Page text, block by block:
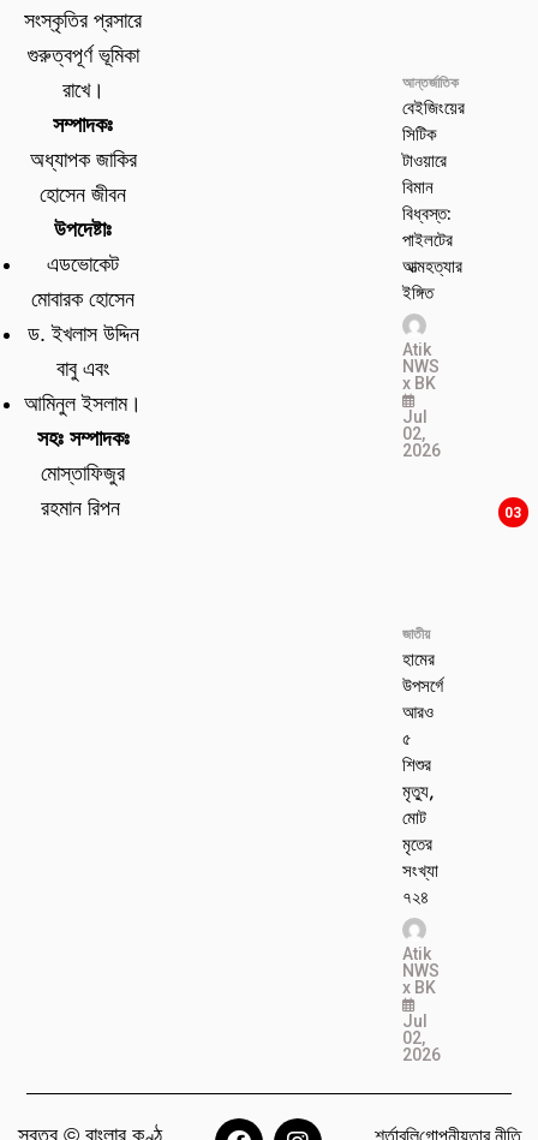
সংস্কৃতির প্রসারে
গুরুত্বপূর্ণ ভূমিকা
রাখে।
সম্পাদকঃ
অধ্যাপক জাকির
হোসেন জীবন
উপদেষ্টাঃ
এডভোকেট
মোবারক হোসেন
ড. ইখলাস উদ্দিন
বাবু এবং
আমিনুল ইসলাম।
সহঃ সম্পাদকঃ
মোস্তাফিজুর
রহমান রিপন
আন্তর্জাতিক
বেইজিংয়ের
সিটিক
টাওয়ারে
বিমান
বিধ্বস্ত:
পাইলটের
আত্মহত্যার
ইঙ্গিত
Atik
NWS
x BK
Jul
02,
2026
03
জাতীয়
হামের
উপসর্গে
আরও
৫
শিশুর
মৃত্যু,
মোট
মৃতের
সংখ্যা
৭২৪
Atik
NWS
x BK
Jul
02,
2026